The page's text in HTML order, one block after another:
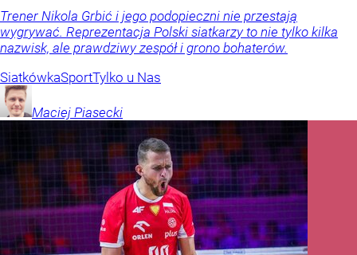
Trener Nikola Grbić i jego podopieczni nie przestają
wygrywać. Reprezentacja Polski siatkarzy to nie tylko kilka
nazwisk, ale prawdziwy zespół i grono bohaterów.
SiatkówkaSportTylko u Nas
Maciej Piasecki